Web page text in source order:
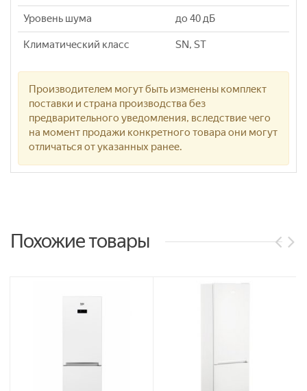
Уровень шума до 40 дБ
Климатический класс SN, ST
Производителем могут быть изменены комплект
поставки и страна производства без
предварительного уведомления, вследствие чего
на момент продажи конкретного товара они могут
отличаться от указанных ранее.
Похожие товары